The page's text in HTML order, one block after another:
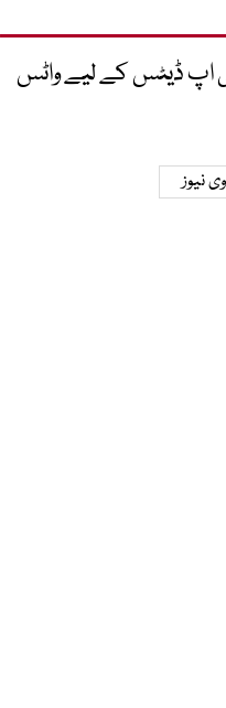
اپ ڈیٹس کے لیے واٹس
وی نیوز